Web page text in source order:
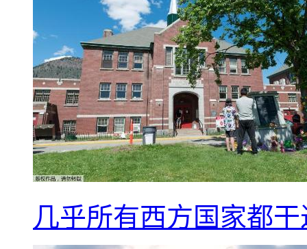
几乎所有西方国家都